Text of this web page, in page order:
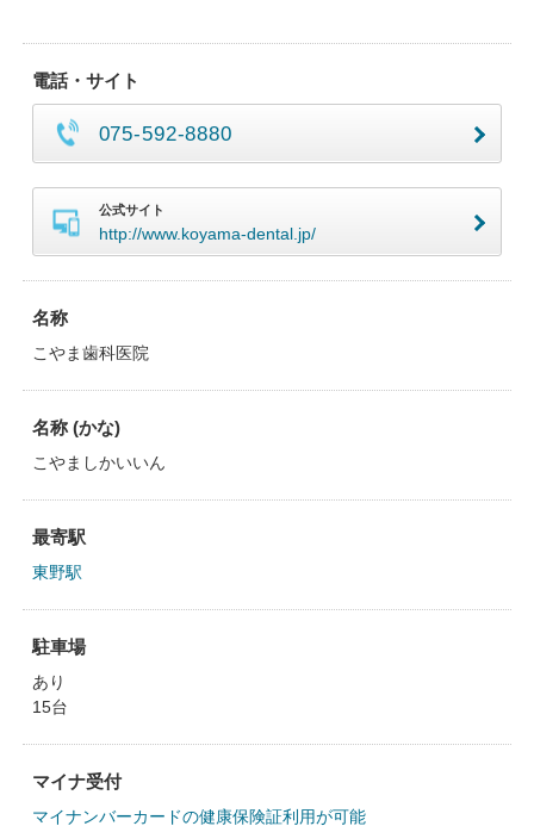
電話・サイト
075-592-8880
公式サイト
http://www.koyama-dental.jp/
名称
こやま歯科医院
名称 (かな)
こやましかいいん
最寄駅
東野駅
駐車場
あり
15台
マイナ受付
マイナンバーカードの健康保険証利用が可能